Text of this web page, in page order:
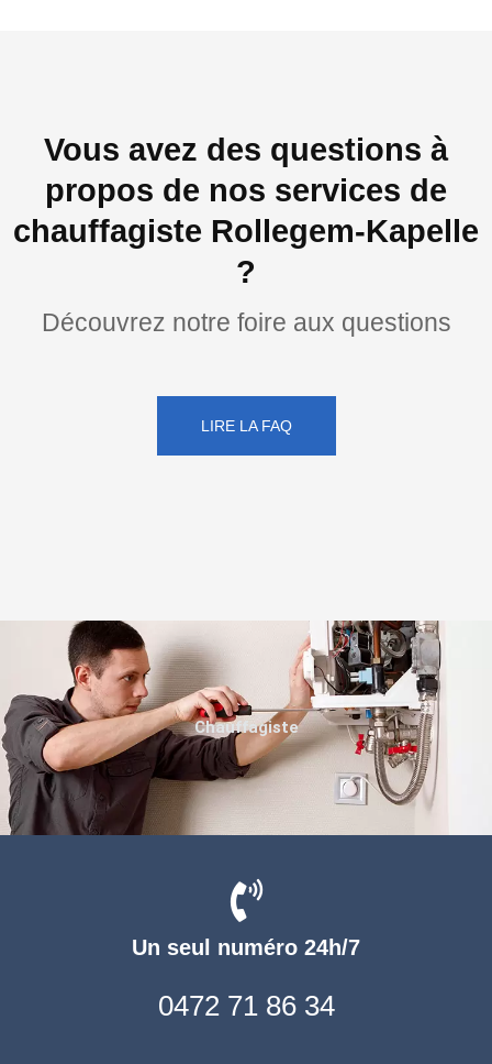
Vous avez des questions à
propos de nos services de
chauffagiste Rollegem-Kapelle
?
Découvrez notre foire aux questions
LIRE LA FAQ
Un seul numéro 24h/7
0472 71 86 34
Chauffagiste